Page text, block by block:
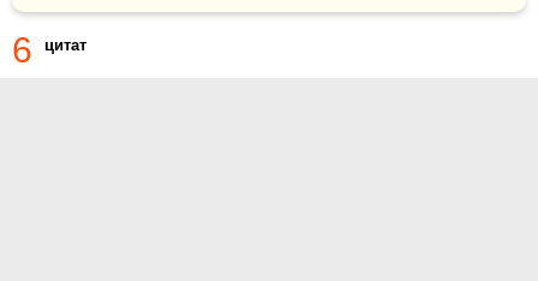
6 цитат